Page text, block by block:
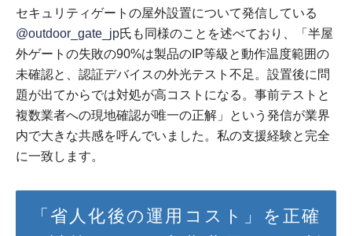
セキュリティゲートの屋外設置について発信している
@outdoor_gate_jp氏も同様のことを述べており、「半屋
外ゲートの失敗の90%は製品のIP等級と動作温度範囲の
未確認と、認証デバイスの外光テスト不足。設置後に問
題が出てからでは対処が高コストになる。事前テストと
複数業者への現地確認が唯一の正解」という発信が業界
内で大きな共感を呼んでいました。私の支援経験と完全
に一致します。
「省人化後の運用コスト」を正確